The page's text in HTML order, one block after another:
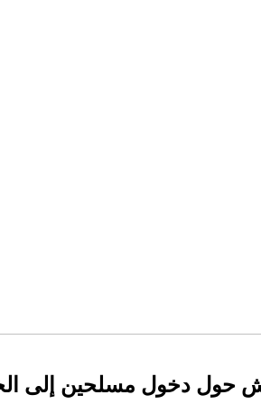
حول دخول مسلحين إلى